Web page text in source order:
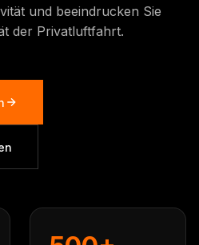
und beeindrucken Sie
der Privatluftfahrt.